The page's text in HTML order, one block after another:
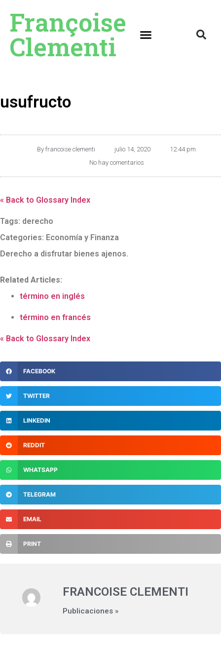
Françoise
Clementi
usufructo
By francoise clementi julio 14, 2020
12:44 pm
No hay comentarios
« Back to Glossary Index
Tags: derecho
Categories: Economía y Finanza
Derecho a disfrutar bienes ajenos.
Related Articles:
término en inglés
término en francés
« Back to Glossary Index
FACEBOOK
TWITTER
LINKEDIN
REDDIT
WHATSAPP
TELEGRAM
EMAIL
PRINT
FRANCOISE CLEMENTI
Publicaciones »